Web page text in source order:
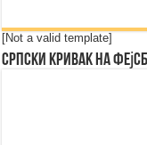
[Not a valid template]
Српски Кривак на